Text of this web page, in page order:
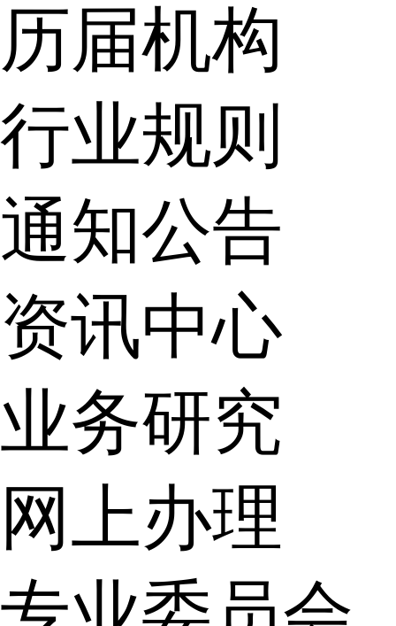
历届机构
行业规则
通知公告
资讯中心
业务研究
网上办理